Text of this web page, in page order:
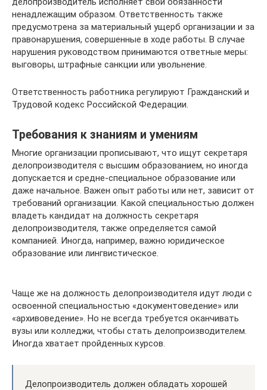
ненадлежащим образом. Ответственность также
предусмотрена за материальный ущерб организации и за
правонарушения, совершенные в ходе работы. В случае
нарушения руководством принимаются ответные меры:
выговоры, штрафные санкции или увольнение.
Ответственность работника регулируют Гражданский и
Трудовой кодекс Российской Федерации.
Требования к знаниям и умениям
Многие организации прописывают, что ищут секретаря
делопроизводителя с высшим образованием, но иногда
допускается и средне-специальное образование или
даже начальное. Важен опыт работы или нет, зависит от
требований организации. Какой специальностью должен
владеть кандидат на должность секретаря
делопроизводителя, также определяется самой
компанией. Иногда, например, важно юридическое
образование или лингвистическое.
Чаще же на должность делопроизводителя идут люди с
освоенной специальностью «документоведение» или
«архивоведение». Но не всегда требуется оканчивать
вузы или колледжи, чтобы стать делопроизводителем.
Иногда хватает пройденных курсов.
Делопроизводитель должен обладать хорошей